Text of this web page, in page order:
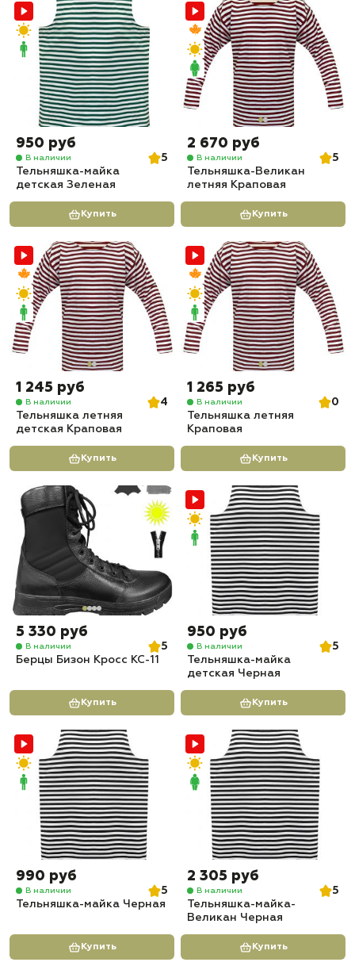
950 руб
В наличии
5
Тельняшка-майка
детская Зеленая
Купить
2 670 руб
В наличии
5
Тельняшка-Великан
летняя Краповая
Купить
1 245 руб
В наличии
4
Тельняшка летняя
детская Краповая
Купить
1 265 руб
В наличии
0
Тельняшка летняя
Краповая
Купить
5 330 руб
В наличии
5
Берцы Бизон Кросс КС-11
Купить
950 руб
В наличии
5
Тельняшка-майка
детская Черная
Купить
990 руб
В наличии
5
Тельняшка-майка Черная
Купить
2 305 руб
В наличии
5
Тельняшка-майка-
Великан Черная
Купить